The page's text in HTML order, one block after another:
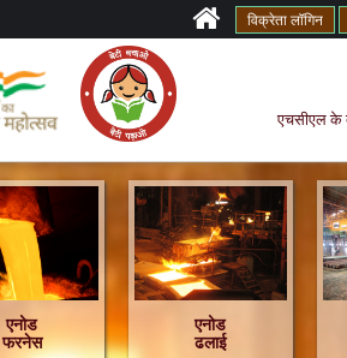
विक्रेता लॉगिन
एचसीएल के
एनोड
फरनेस
एनोड
ढलाई